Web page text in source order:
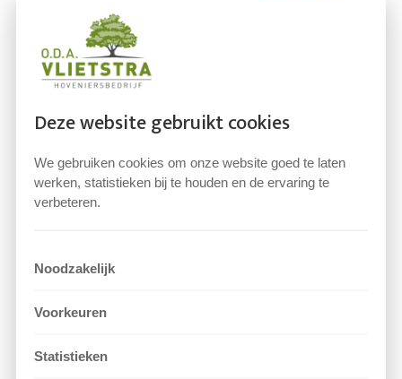
0 reacties
doorPowerInternet
Project 06
Deze website gebruikt cookies
We gebruiken cookies om onze website goed te laten
werken, statistieken bij te houden en de ervaring te
verbeteren.
Noodzakelijk
Voorkeuren
Statistieken